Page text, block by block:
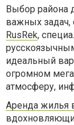
Выбор района
важных задач,
RusRek,
идеальный
огромном
атмосферу,
Аренда жилья